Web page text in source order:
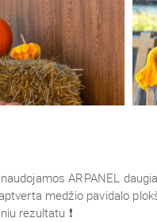
ARPANEL
medžio pavidalo
rezultatu ❗